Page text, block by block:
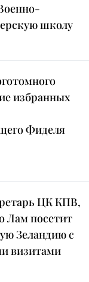
школу
избранных
Фиделя
ЦК КПВ,
Лам посетит
Зеландию с
визитами